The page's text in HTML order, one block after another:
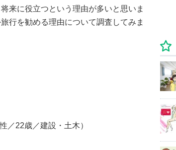
来に役立つという理由が多いと思いま
行を勧める理由について調査してみま
／22歳／建設・土木）